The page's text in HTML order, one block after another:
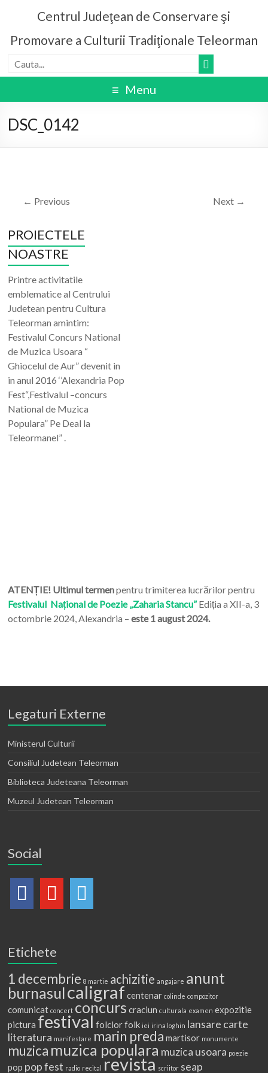
Centrul Judeţean de Conservare şi
Promovare a Culturii Tradiţionale Teleorman
Menu
DSC_0142
← Previous Next →
PROIECTELE
NOASTRE
Printre activitatile
emblematice al Centrului
Judetean pentru Cultura
Teleorman amintim:
Festivalul Concurs National
de Muzica Usoara “
Ghiocelul de Aur” devenit in
in anul 2016 ‘’Alexandria Pop
Fest“,Festivalul –concurs
National de Muzica
Populara” Pe Deal la
Teleormanel” .
ATENȚIE! Ultimul termenpentru trimiterea lucrărilor pentru
Festivalul Național de Poezie „Zaharia Stancu”Ediția a XII-a, 3
octombrie 2024, Alexandria – este 1 august 2024.
Legaturi Externe
Ministerul Culturii
Consiliul Judetean Teleorman
Biblioteca Judeteana Teleorman
Muzeul Judetean Teleorman
Social
Etichete
1 decembrie 8 martie achizitie angajare anunt
burnasulcaligraf centenar colinde compozitor
comunicat concert concurs craciun culturala examen expozitie
pictura festival folclorfolk iei irina loghin lansare carte
literatura manifestare marin preda martisor monumente
muzica muzica populara muzica usoara poezie
pop pop fest radio recital revista scriitor seap